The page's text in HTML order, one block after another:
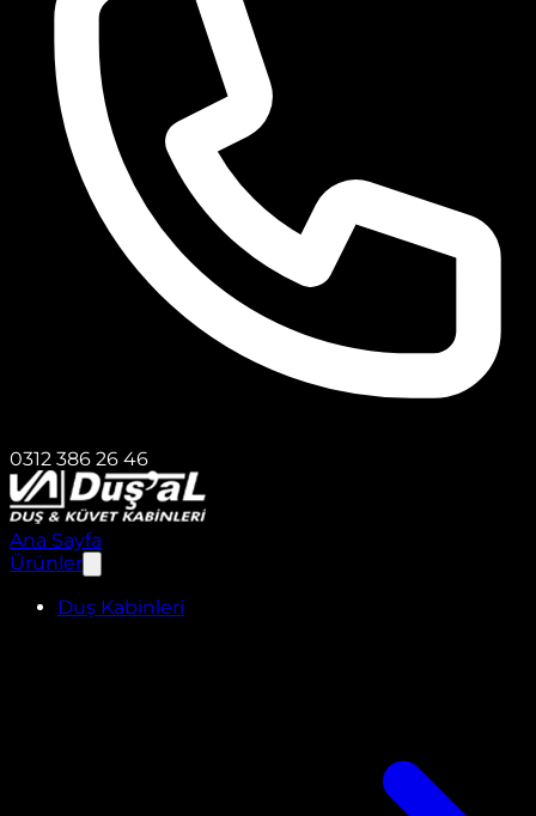
0312 386 26 46
Ana Sayfa
Ürünler
Duş Kabinleri